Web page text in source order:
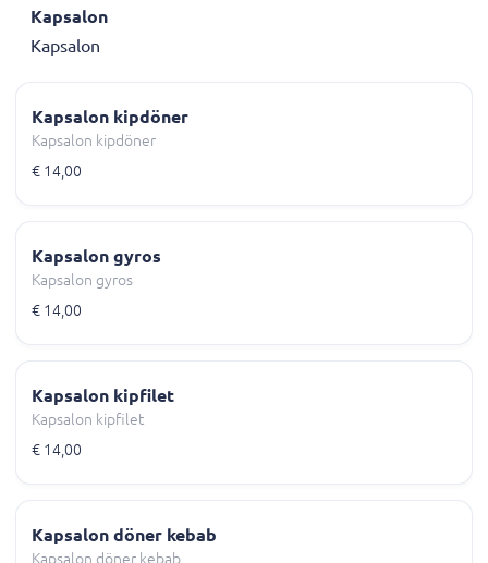
Kapsalon
Kapsalon
Kapsalon kipdöner
Kapsalon kipdöner
€ 14,00
Kapsalon gyros
Kapsalon gyros
€ 14,00
Kapsalon kipfilet
Kapsalon kipfilet
€ 14,00
Kapsalon döner kebab
Kapsalon döner kebab